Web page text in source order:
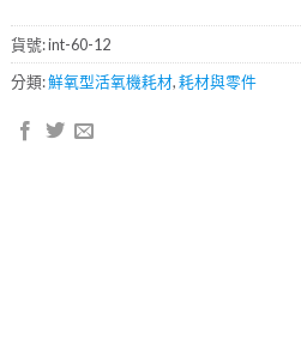
貨號:int-60-12
分類:鮮氧型活氧機耗材,耗材與零件